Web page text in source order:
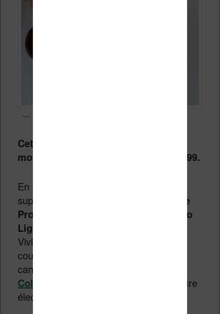
Cette liseuse est annoncée pour le
mois de juillet pour un prix de $169,99.
En ce qui concerne la France, on peut
supposer que
cette Pocketbook Verse
Pro Color ferait une très bonne Vivlio
Light HD Color
Vivlio travaille sur une nouvelle liseuse
couleur, elle serait donc une excellente
candidate avec la
Color 3
qui utilise aussi un écran à encre
électronique couleur Kaleido 3.